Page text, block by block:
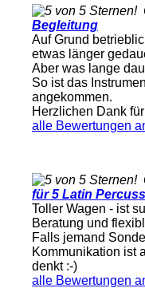
Begleitung
Auf Grund
etwas länger
Aber was lange
So ist das
angekommen.
Herzlichen Dank
alle Bewertungen
für 5 Latin
Toller Wagen - ist
Beratung und
Falls jemand
Kommunikation ist
denkt :-)
alle Bewertungen